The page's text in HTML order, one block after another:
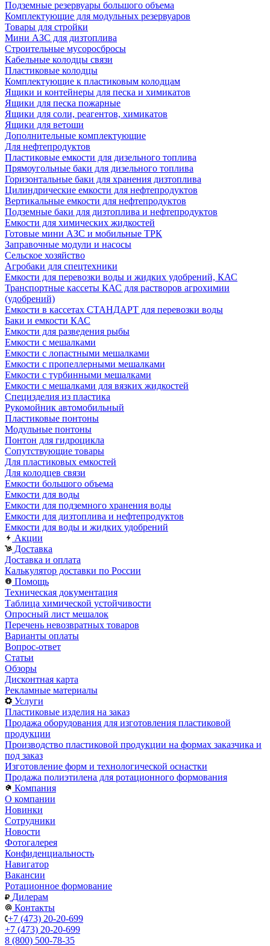
Подземные резервуары большого объема
Комплектующие для модульных резервуаров
Товары для стройки
Мини АЗС для дизтоплива
Строительные мусоросбросы
Кабельные колодцы связи
Пластиковые колодцы
Комплектующие к пластиковым колодцам
Ящики и контейнеры для песка и химикатов
Ящики для песка пожарные
Ящики для соли, реагентов, химикатов
Ящики для ветоши
Дополнительные комплектующие
Для нефтепродуктов
Пластиковые емкости для дизельного топлива
Прямоугольные баки для дизельного топлива
Горизонтальные баки для хранения дизтоплива
Цилиндрические емкости для нефтепродуктов
Вертикальные емкости для нефтепродуктов
Подземные баки для дизтоплива и нефтепродуктов
Емкости для химических жидкостей
Готовые мини АЗС и мобильные ТРК
Заправочные модули и насосы
Сельское хозяйство
Агробаки для спецтехники
Емкости для перевозки воды и жидких удобрений, КАС
Транспортные кассеты КАС для растворов агрохимии
(удобрений)
Емкости в кассетах СТАНДАРТ для перевозки воды
Баки и емкости КАС
Емкости для разведения рыбы
Емкости с мешалками
Емкости с лопастными мешалками
Емкости с пропеллерными мешалками
Емкости с турбинными мешалками
Емкости с мешалками для вязких жидкостей
Специзделия из пластика
Рукомойник автомобильный
Пластиковые понтоны
Модульные понтоны
Понтон для гидроцикла
Сопутствующие товары
Для пластиковых емкостей
Для колодцев связи
Емкости большого объема
Емкости для воды
Емкости для подземного хранения воды
Емкости для дизтоплива и нефтепродуктов
Емкости для воды и жидких удобрений
Акции
Доставка
Доставка и оплата
Калькулятор доставки по России
Помощь
Техническая документация
Таблица химической устойчивости
Опросный лист мешалок
Перечень невозвратных товаров
Варианты оплаты
Вопрос-ответ
Статьи
Обзоры
Дисконтная карта
Рекламные материалы
Услуги
Пластиковые изделия на заказ
Продажа оборудования для изготовления пластиковой
продукции
Производство пластиковой продукции на формах заказчика и
под заказ
Изготовление форм и технологической оснастки
Продажа полиэтилена для ротационного формования
Компания
О компании
Новинки
Сотрудники
Новости
Фотогалерея
Конфиденциальность
Навигатор
Вакансии
Ротационное формование
Дилерам
Контакты
+7 (473) 20-20-699
+7 (473) 20-20-699
8 (800) 500-78-35